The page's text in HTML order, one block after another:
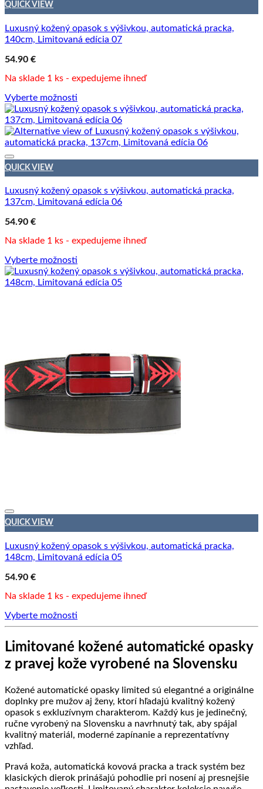
QUICK VIEW
Luxusný kožený opasok s výšivkou, automatická pracka,
140cm, Limitovaná edícia 07
54.90 €
Na sklade 1 ks - expedujeme ihneď
Vyberte možnosti
QUICK VIEW
Luxusný kožený opasok s výšivkou, automatická pracka,
137cm, Limitovaná edícia 06
54.90 €
Na sklade 1 ks - expedujeme ihneď
Vyberte možnosti
QUICK VIEW
Luxusný kožený opasok s výšivkou, automatická pracka,
148cm, Limitovaná edícia 05
54.90 €
Na sklade 1 ks - expedujeme ihneď
Vyberte možnosti
Limitované kožené automatické opasky
z pravej kože vyrobené na Slovensku
Kožené automatické opasky limited sú elegantné a originálne
doplnky pre mužov aj ženy, ktorí hľadajú kvalitný kožený
opasok s exkluzívnym charakterom. Každý kus je jedinečný,
ručne vyrobený na Slovensku a navrhnutý tak, aby spájal
kvalitný materiál, moderné zapínanie a reprezentatívny
vzhľad.
Pravá koža, automatická kovová pracka a track systém bez
klasických dierok prinášajú pohodlie pri nosení aj presnejšie